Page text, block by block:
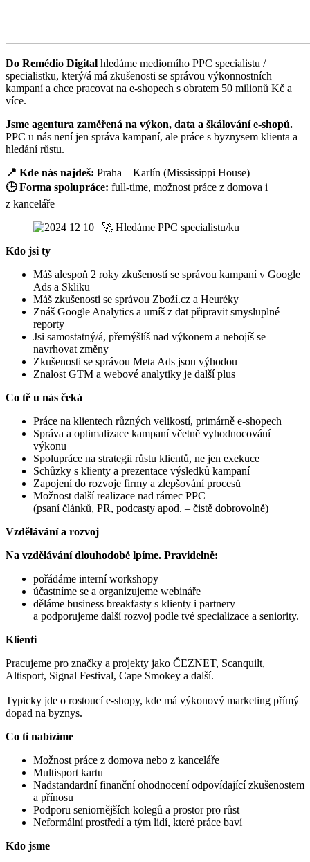
Do Remédio Digital hledáme mediorního PPC specialistu /
specialistku, který/á má zkušenosti se správou výkonnostních
kampaní a chce pracovat na e-shopech s obratem 50 milionů Kč a
více.
Jsme agentura zaměřená na výkon, data a škálování e-shopů.
PPC u nás není jen správa kampaní, ale práce s byznysem klienta a
hledání růstu.
📍 Kde nás najdeš: Praha – Karlín (Mississippi House)
🕒 Forma spolupráce: full-time, možnost práce z domova i
z kanceláře
Kdo jsi ty
Máš alespoň 2 roky zkušeností se správou kampaní v Google
Ads a Skliku
Máš zkušenosti se správou Zboží.cz a Heuréky
Znáš Google Analytics a umíš z dat připravit smysluplné
reporty
Jsi samostatný/á, přemýšlíš nad výkonem a nebojíš se
navrhovat změny
Zkušenosti se správou Meta Ads jsou výhodou
Znalost GTM a webové analytiky je další plus
Co tě u nás čeká
Práce na klientech různých velikostí, primárně e-shopech
Správa a optimalizace kampaní včetně vyhodnocování
výkonu
Spolupráce na strategii růstu klientů, ne jen exekuce
Schůzky s klienty a prezentace výsledků kampaní
Zapojení do rozvoje firmy a zlepšování procesů
Možnost další realizace nad rámec PPC
(psaní článků, PR, podcasty apod. – čistě dobrovolně)
Vzdělávání a rozvoj
Na vzdělávání dlouhodobě lpíme. Pravidelně:
pořádáme interní workshopy
účastníme se a organizujeme webináře
děláme business breakfasty s klienty i partnery
a podporujeme další rozvoj podle tvé specializace a seniority.
Klienti
Pracujeme pro značky a projekty jako ČEZNET, Scanquilt,
Altisport, Signal Festival, Cape Smokey a další.
Typicky jde o rostoucí e-shopy, kde má výkonový marketing přímý
dopad na byznys.
Co ti nabízíme
Možnost práce z domova nebo z kanceláře
Multisport kartu
Nadstandardní finanční ohodnocení odpovídající zkušenostem
a přínosu
Podporu seniornějších kolegů a prostor pro růst
Neformální prostředí a tým lidí, které práce baví
Kdo jsme